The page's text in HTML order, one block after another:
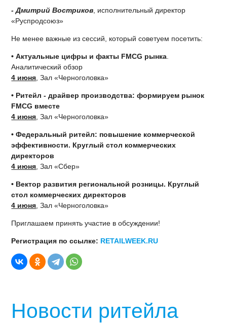
- Дмитрий Востриков, исполнительный директор
«Руспродсоюз»
Не менее важные из сессий, который советуем посетить:
• Актуальные цифры и факты FMCG рынка.
Аналитический обзор
4 июня, Зал «Черноголовка»
• Ритейл - драйвер производства: формируем рынок
FMCG вместе
4 июня, Зал «Черноголовка»
• Федеральный ритейл: повышение коммерческой
эффективности. Круглый стол коммерческих
директоров
4 июня, Зал «Сбер»
• Вектор развития региональной розницы. Круглый
стол коммерческих директоров
4 июня, Зал «Черноголовка»
Приглашаем принять участие в обсуждении!
Регистрация по ссылке: RETAILWEEK.RU
Новости ритейла